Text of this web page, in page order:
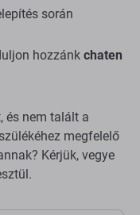
során
hozzánk chaten
és nem talált a
megfelelő
Kérjük, vegye